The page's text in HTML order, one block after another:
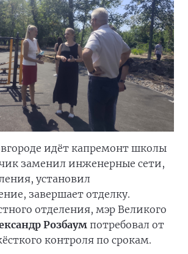
идёт капремонт школы
заменил инженерные сети,
установил
завершает отделку.
отделения, мэр Великого
Розбаум потребовал от
контроля по срокам.